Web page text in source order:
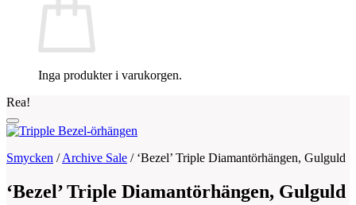
Inga produkter i varukorgen.
Rea!
Smycken /Archive Sale / ‘Bezel’ Triple Diamantörhängen, Gulguld
‘Bezel’ Triple Diamantörhängen, Gulguld